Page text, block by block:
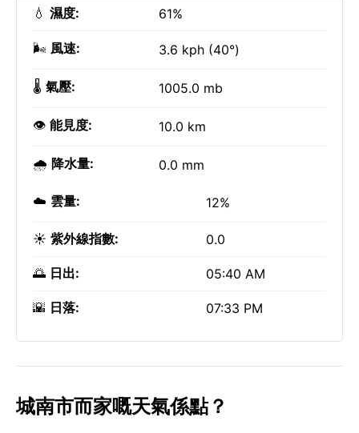
💧 濕度: 61%
🌬️ 風速: 3.6 kph (40°)
🌡️ 氣壓: 1005.0 mb
👁️ 能見度: 10.0 km
🌧️ 降水量: 0.0 mm
☁️ 雲量: 12%
☀️ 紫外線指數: 0.0
🌅 日出: 05:40 AM
🌇 日落: 07:33 PM
城南市而家嘅天氣係點？